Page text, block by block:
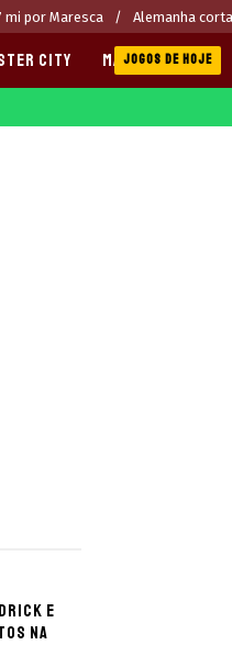
mi por Maresca Alemanha
CITY MANCHESTER
JOGOS DE HOJE
e
na